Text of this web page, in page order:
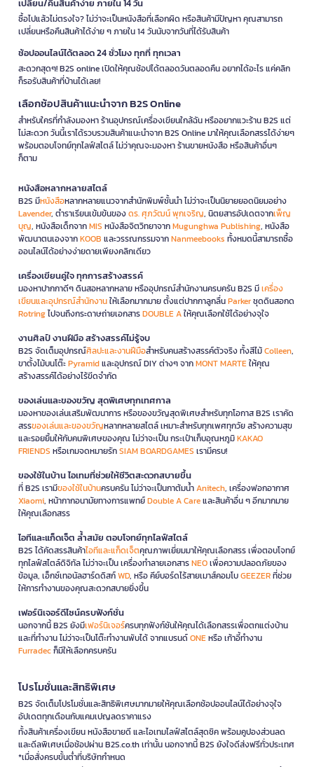
เปลี่ยน/คืนสินค้าง่าย ภายใน 14 วัน
ซื้อไปแล้วไม่ตรงใจ? ไม่ว่าจะเป็นหนังสือที่เลือกผิด หรือสินค้ามีปัญหา คุณสามารถ
เปลี่ยนหรือคืนสินค้าได้ง่าย ๆ ภายใน 14 วันนับจากวันที่ได้รับสินค้า
ช้อปออนไลน์ได้ตลอด 24 ชั่วโมง ทุกที่ ทุกเวลา
สะดวกสุดๆ! B2S online เปิดให้คุณช้อปได้ตลอดวันตลอดคืน อยากได้อะไร แค่คลิก
ก็รอรับสินค้าที่บ้านได้เลย!
เลือกช้อปสินค้าแนะนำจาก B2S Online
สำหรับใครที่กำลังมองหา ร้านอุปกรณ์เครื่องเขียนใกล้ฉัน หรืออยากแวะร้าน B2S แต่
ไม่สะดวก วันนี้เราได้รวบรวมสินค้าแนะนำจาก B2S Online มาให้คุณเลือกสรรได้ง่ายๆ
พร้อมตอบโจทย์ทุกไลฟ์สไตล์ ไม่ว่าคุณจะมองหา ร้านขายหนังสือ หรือสินค้าอื่นๆ
ก็ตาม
หนังสือหลากหลายสไตล์
B2S มีหนังสือหลากหลายแนวจากสำนักพิมพ์ชั้นนำ ไม่ว่าจะเป็นนิยายยอดนิยมอย่าง
Lavender, ตำราเรียนเข้มข้นของดร. ศุภวัฒน์ พุกเจริญ, นิตยสารอัปเดตจากเพ็ญ
บุญ, หนังสือเด็กจากMIS หนังสือจิตวิทยาจากMugunghwa Publishing, หนังสือ
พัฒนาตนเองจากKOOB และวรรณกรรมจากNanmeebooks ทั้งหมดนี้สามารถซื้อ
ออนไลน์ได้อย่างง่ายดายเพียงคลิกเดียว
เครื่องเขียนคู่ใจ ทุกการสร้างสรรค์
มองหาปากกาดีๆ ดินสอหลากหลาย หรืออุปกรณ์สำนักงานครบครัน B2S มีเครื่อง
เขียนและอุปกรณ์สำนักงานให้เลือกมากมาย ตั้งแต่ปากกาลูกลื่นParkerชุดดินสอกด
Rotringไปจนถึงกระดาษถ่ายเอกสารDOUBLE Aให้คุณเลือกใช้ได้อย่างจุใจ
งานศิลป์ งานฝีมือ สร้างสรรค์ไม่รู้จบ
B2S จัดเต็มอุปกรณ์ศิลปะและงานฝีมือสำหรับคนสร้างสรรค์ตัวจริง ทั้งสีไม้Colleen,
ขาตั้งไม้บนโต๊ะPyramidและอุปกรณ์ DIY ต่างๆ จากMONT MARTEให้คุณ
สร้างสรรค์ได้อย่างไร้ขีดจำกัด
ของเล่นและของขวัญ สุดพิเศษทุกเทศกาล
มองหาของเล่นเสริมพัฒนาการ หรือของขวัญสุดพิเศษสำหรับทุกโอกาส B2S เราคัด
สรรของเล่นและของขวัญหลากหลายสไตล์ เหมาะสำหรับทุกเพศทุกวัย สร้างความสุข
และรอยยิ้มให้กับคนพิเศษของคุณ ไม่ว่าจะเป็น กระเป๋าเก็บอุณหภูมิKAKAO
FRIENDS หรือเกมจดหมายรักSIAM BOARDGAMES เรามีครบ!
ของใช้ในบ้าน ไอเทมที่ช่วยให้ชีวิตสะดวกสบายขึ้น
ที่ B2S เรามีของใช้ในบ้านครบครัน ไม่ว่าจะเป็นกาต้มน้ำAnitech, เครื่องฟอกอากาศ
Xiaomi, หน้ากากอนามัยทางการแพทย์Double A Careและสินค้าอื่น ๆ อีกมากมาย
ให้คุณเลือกสรร
ไอทีและแก็ดเจ็ต ล้ำสมัย ตอบโจทย์ทุกไลฟ์สไตล์
B2S ได้คัดสรรสินค้าไอทีและแก็ดเจ็ตคุณภาพเยี่ยมมาให้คุณเลือกสรร เพื่อตอบโจทย์
ทุกไลฟ์สไตล์ดิจิทัล ไม่ว่าจะเป็น เครื่องทำลายเอกสารNEOเพื่อความปลอดภัยของ
ข้อมูล, เอ็กซ์เทอนัลฮาร์ดดิสก์WD, หรือ คีย์บอร์ดไร้สายเมาส์คอมโบGEEZERที่ช่วย
ให้การทำงานของคุณสะดวกสบายยิ่งขึ้น
เฟอร์นิเจอร์ดีไซน์ครบฟังก์ชั่น
นอกจากนี้ B2S ยังมีเฟอร์นิเจอร์ครบทุกฟังก์ชันให้คุณได้เลือกสรรเพื่อตกแต่งบ้าน
และที่ทำงาน ไม่ว่าจะเป็นโต๊ะทำงานพับได้ จากแบรนด์ONEหรือ เก้าอี้ทำงาน
Furradecก็มีให้เลือกครบครัน
โปรโมชั่นและสิทธิพิเศษ
B2S จัดเต็มโปรโมชั่นและสิทธิพิเศษมากมายให้คุณเลือกช้อปออนไลน์ได้อย่างจุใจ
อัปเดตทุกเดือนกับแคมเปญลดราคาแรง
ทั้งสินค้าเครื่องเขียน หนังสือขายดี และไอเทมไลฟ์สไตล์สุดชิค พร้อมคูปองส่วนลด
และดีลพิเศษเมื่อช้อปผ่าน B2S.co.th เท่านั้น นอกจากนี้ B2S ยังใจดีส่งฟรีทั่วประเทศ
*เมื่อสั่งครบขั้นต่ำที่บริษัทกำหนด